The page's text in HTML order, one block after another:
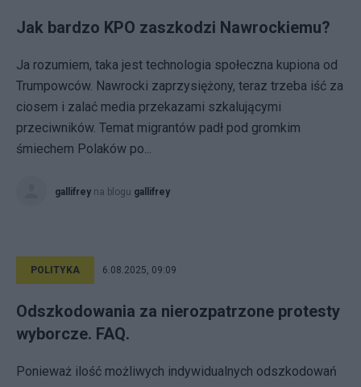
Jak bardzo KPO zaszkodzi Nawrockiemu?
Ja rozumiem, taka jest technologia społeczna kupiona od
Trumpowców. Nawrocki zaprzysiężony, teraz trzeba iść za
ciosem i zalać media przekazami szkalującymi
przeciwników. Temat migrantów padł pod gromkim
śmiechem Polaków po...
gallifrey na blogu gallifrey
POLITYKA 6.08.2025, 09:09
Odszkodowania za nierozpatrzone protesty
wyborcze. FAQ.
Ponieważ ilość możliwych indywidualnych odszkodowań